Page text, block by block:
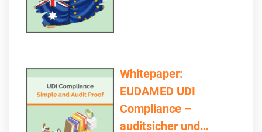
Whitepaper:
EUDAMED UDI
Compliance –
auditsicher und